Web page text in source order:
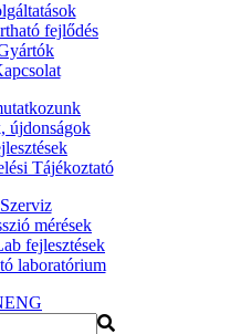
fejlődés
újdonságok
Tájékoztató
Szerviz
mérések
fejlesztések
laboratórium
ENG